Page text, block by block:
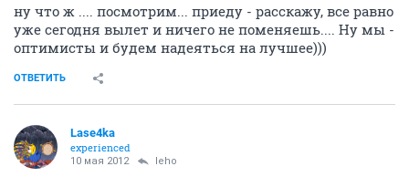
ну что ж .... посмотрим... приеду - расскажу, все равно
уже сегодня вылет и ничего не поменяешь.... Ну мы -
оптимисты и будем надеяться на лучшее)))
ОТВЕТИТЬ
Lase4ka
experienced
10 мая 2012 leho